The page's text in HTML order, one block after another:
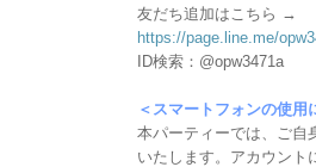
友だち追加はこちら →
https://page.line.me/
ID検索：@opw3471a
＜スマートフォンの使用
本パーティーでは、ご自
いたします。アカウント